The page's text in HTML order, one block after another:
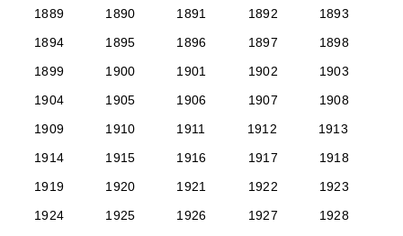
1889
1890 1891 1892
1893
1894
1895 1896 1897
1898
1899
1900 1901 1902
1903
1904
1905 1906 1907
1908
1909
1910 1911 1912
1913
1914
1915 1916 1917
1918
1919
1920 1921 1922
1923
1924
1925 1926 1927
1928